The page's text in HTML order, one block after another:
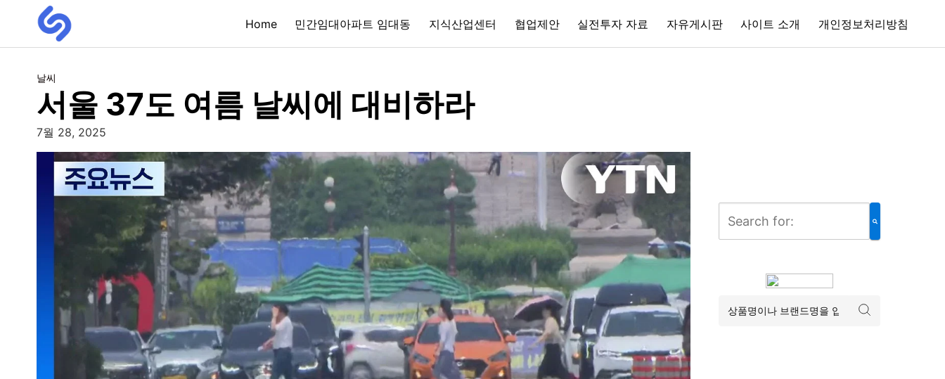
Home 민간임대아파트 임대동 지식산업센터 협업제안 실전투자 자료 자유게시판 사이트 소개 개인정보처리방침
날씨
서울 37도 여름 날씨에 대비하라
7월 28, 2025